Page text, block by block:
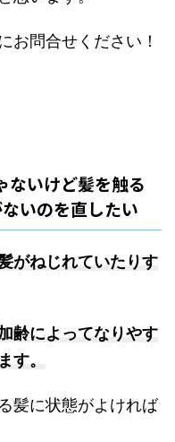
お問合せください！
ないけど髪を触る
いのを直したい
がねじれていたりす
齢によってなりやす
す。
髪に状態がよければ